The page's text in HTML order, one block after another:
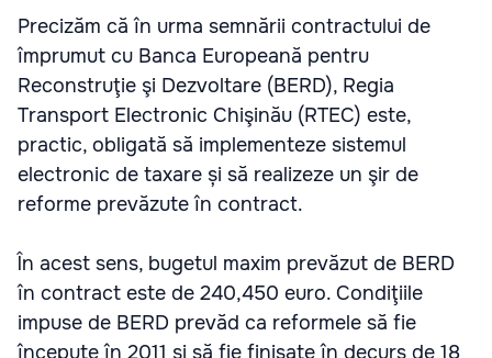
Precizăm că în urma semnării contractului de
împrumut cu Banca Europeană pentru
Reconstruţie şi Dezvoltare (BERD), Regia
Transport Electronic Chişinău (RTEС) este,
practic, obligată să implementeze sistemul
electronic de taxare și să realizeze un şir de
reforme prevăzute în contract.
În acest sens, bugetul maxim prevăzut de BERD
în contract este de 240,450 euro. Condiţiile
impuse de BERD prevăd ca reformele să fie
începute în 2011 şi să fie finisate în decurs de 18